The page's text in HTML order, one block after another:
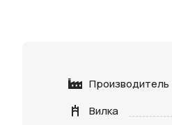
Производитель
Вилка